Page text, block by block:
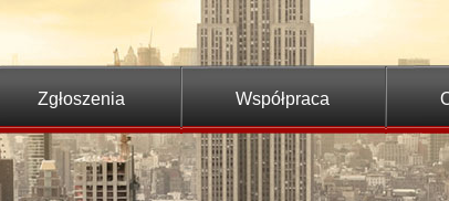
Zgłoszenia Współpraca